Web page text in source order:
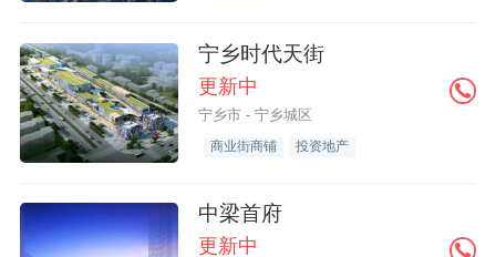
宁乡时代天街
更新中
宁乡市 - 宁乡城区
商业街商铺 投资地产
中梁首府
更新中